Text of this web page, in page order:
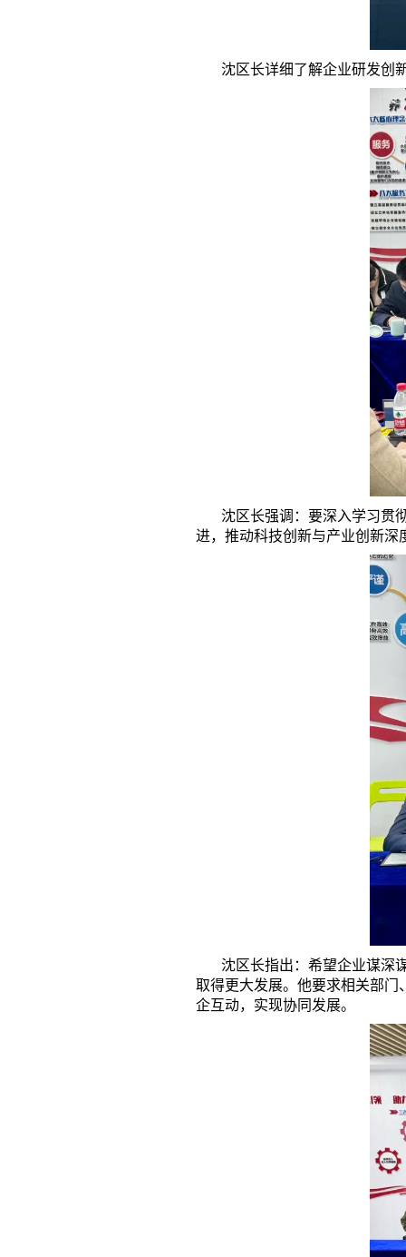
沈区长详细了解企业研发创
沈区长强调：要深入学习贯
进，推动科技创新与产业创新
沈区长指出：希望企业谋深
取得更大发展。他要求相关部
企互动，实现协同发展。